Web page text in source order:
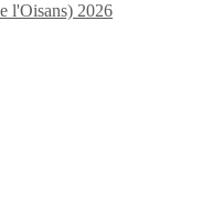
l'Oisans) 2026